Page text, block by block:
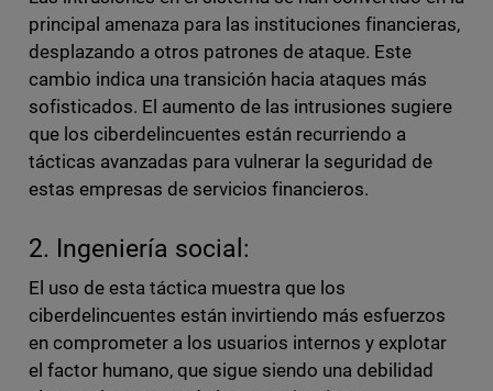
principal amenaza para las instituciones financieras,
desplazando a otros patrones de ataque. Este
cambio indica una transición hacia ataques más
sofisticados. El aumento de las intrusiones sugiere
que los ciberdelincuentes están recurriendo a
tácticas avanzadas para vulnerar la seguridad de
estas empresas de servicios financieros.
2. Ingeniería social:
El uso de esta táctica muestra que los
ciberdelincuentes están invirtiendo más esfuerzos
en comprometer a los usuarios internos y explotar
el factor humano, que sigue siendo una debilidad